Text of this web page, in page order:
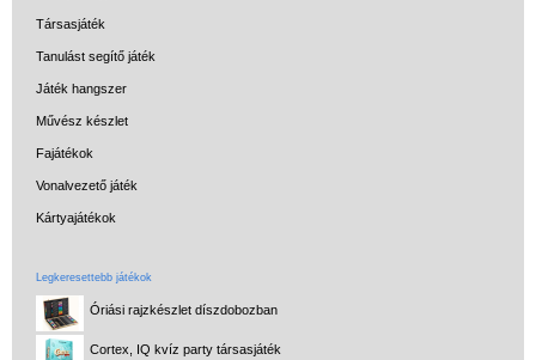
Társasjáték
Tanulást segítő játék
Játék hangszer
Művész készlet
Fajátékok
Vonalvezető játék
Kártyajátékok
Legkeresettebb játékok
Óriási rajzkészlet díszdobozban
Cortex, IQ kvíz party társasjáték